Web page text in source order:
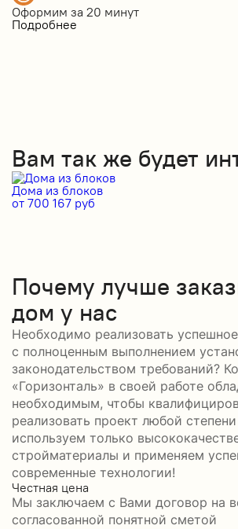
Оформим за 20 минут
Подробнее
Вам так же будет
Дома из блоков
от 700 167 руб
Почему лучше
дом у нас
Необходимо реализовать
с полноценным выполнением
законодательством требований?
«Горизонталь» в своей работе
необходимым, чтобы
реализовать проект любой
используем только
стройматериалы и применяем
современные технологии!
Честная цена
Мы заключаем с Вами договор на
согласованной понятной сметой